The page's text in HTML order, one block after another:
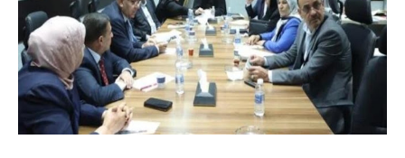
قطع الاراضي
اخبار العراق
الاخبار السياسية
الاخبار الامنية